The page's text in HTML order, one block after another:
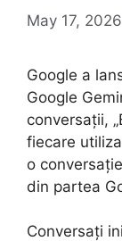
May 17, 2026
Google a
Google
conversații,
fiecare
o
din partea
Conversați